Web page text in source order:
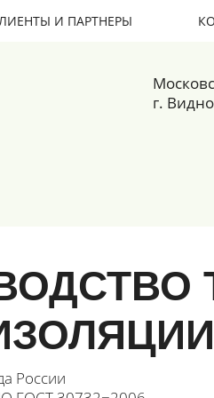
И ПАРТНЕРЫ
г.
России